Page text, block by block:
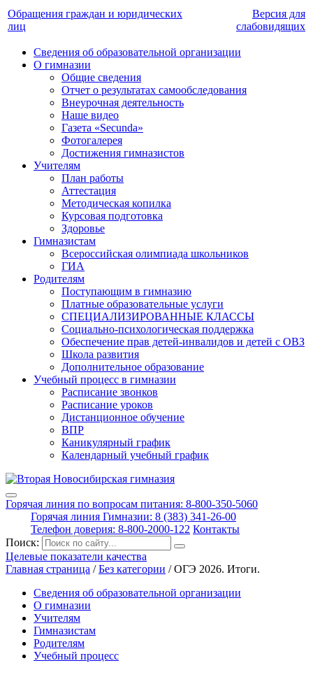
Обращения граждан и юридических
лиц
Версия для
слабовидящих
Сведения об образовательной организации
О гимназии
Общие сведения
Отчет о результатах самообследования
Внеурочная деятельность
Наше видео
Газета «Secunda»
Фотогалерея
Достижения гимназистов
Учителям
План работы
Аттестация
Методическая копилка
Курсовая подготовка
Здоровье
Гимназистам
Всероссийская олимпиада школьников
ГИА
Родителям
Поступающим в гимназию
Платные образовательные услуги
СПЕЦИАЛИЗИРОВАННЫЕ КЛАССЫ
Социально-психологическая поддержка
Обеспечение прав детей-инвалидов и детей с ОВЗ
Школа развития
Дополнительное образование
Учебный процесс в гимназии
Расписание звонков
Расписание уроков
Дистанционное обучение
ВПР
Каникулярный график
Календарный учебный график
Горячая линия по вопросам питания: 8-800-350-5060
Горячая линия Гимназии: 8 (383) 341-26-00
Телефон доверия: 8-800-2000-122 Контакты
Поиск:
Целевые показатели качества
Главная страница /Без категории /ОГЭ 2026. Итоги.
Сведения об образовательной организации
О гимназии
Учителям
Гимназистам
Родителям
Учебный процесс